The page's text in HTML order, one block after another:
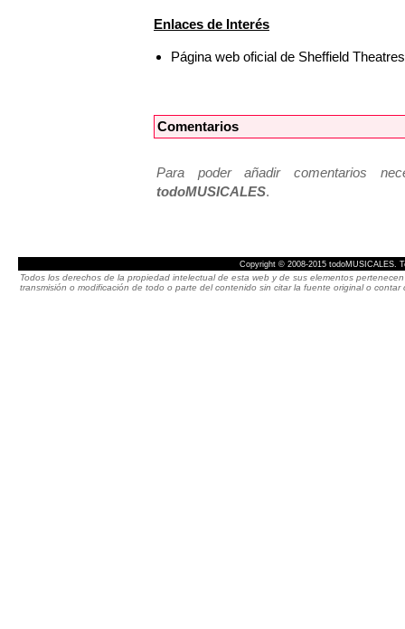
Enlaces de Interés
Página web oficial de Sheffield Theatres
Comentarios
Para poder añadir comentarios
todoMUSICALES.
Copyright © 2008-2015 todoMUSICALES.
Todos los derechos de la propiedad intelectual de esta web y de sus elementos
transmisión o modificación de todo o parte del contenido sin citar la fuente original o